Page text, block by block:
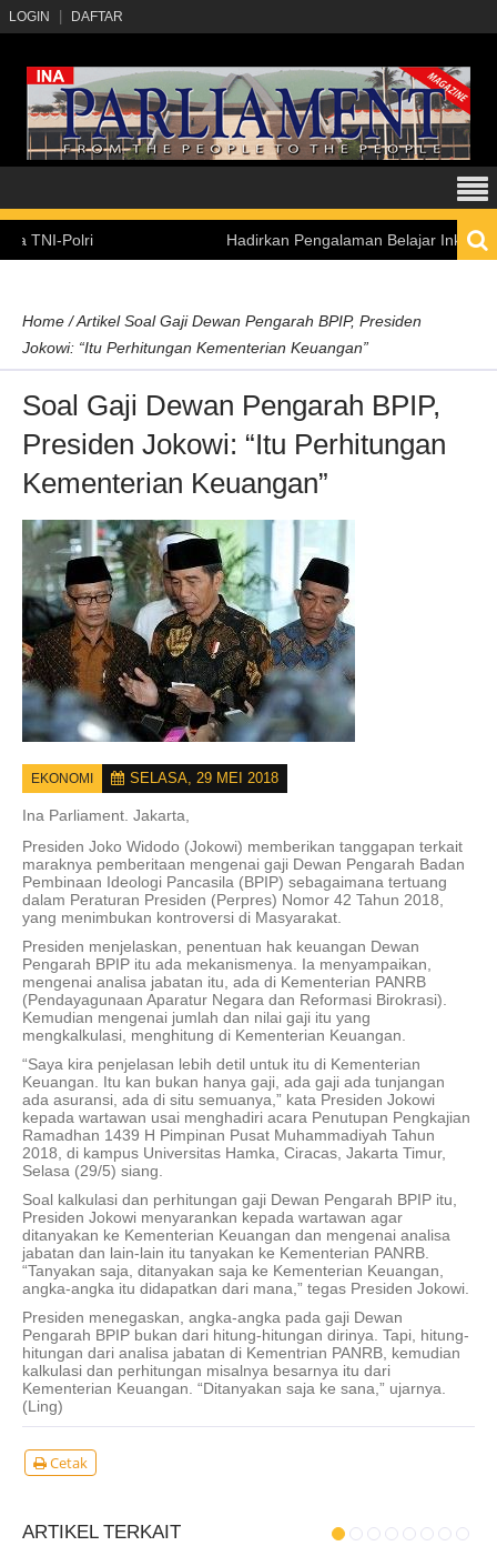
LOGIN DAFTAR
Polri Hadirkan Pengalaman Belajar Inklusif,
Home /Artikel Soal Gaji Dewan Pengarah BPIP, Presiden
Jokowi: “Itu Perhitungan Kementerian Keuangan”
Soal Gaji Dewan Pengarah BPIP,
Presiden Jokowi: “Itu Perhitungan
Kementerian Keuangan”
EKONOMI SELASA, 29 MEI 2018
Ina Parliament. Jakarta,
Presiden Joko Widodo (Jokowi) memberikan tanggapan terkait
maraknya pemberitaan mengenai gaji Dewan Pengarah Badan
Pembinaan Ideologi Pancasila (BPIP) sebagaimana tertuang
dalam Peraturan Presiden (Perpres) Nomor 42 Tahun 2018,
yang menimbukan kontroversi di Masyarakat.
Presiden menjelaskan, penentuan hak keuangan Dewan
Pengarah BPIP itu ada mekanismenya. Ia menyampaikan,
mengenai analisa jabatan itu, ada di Kementerian PANRB
(Pendayagunaan Aparatur Negara dan Reformasi Birokrasi).
Kemudian mengenai jumlah dan nilai gaji itu yang
mengkalkulasi, menghitung di Kementerian Keuangan.
“Saya kira penjelasan lebih detil untuk itu di Kementerian
Keuangan. Itu kan bukan hanya gaji, ada gaji ada tunjangan
ada asuransi, ada di situ semuanya,” kata Presiden Jokowi
kepada wartawan usai menghadiri acara Penutupan Pengkajian
Ramadhan 1439 H Pimpinan Pusat Muhammadiyah Tahun
2018, di kampus Universitas Hamka, Ciracas, Jakarta Timur,
Selasa (29/5) siang.
Soal kalkulasi dan perhitungan gaji Dewan Pengarah BPIP itu,
Presiden Jokowi menyarankan kepada wartawan agar
ditanyakan ke Kementerian Keuangan dan mengenai analisa
jabatan dan lain-lain itu tanyakan ke Kementerian PANRB.
“Tanyakan saja, ditanyakan saja ke Kementerian Keuangan,
angka-angka itu didapatkan dari mana,” tegas Presiden Jokowi.
Presiden menegaskan, angka-angka pada gaji Dewan
Pengarah BPIP bukan dari hitung-hitungan dirinya. Tapi, hitung-
hitungan dari analisa jabatan di Kementrian PANRB, kemudian
kalkulasi dan perhitungan misalnya besarnya itu dari
Kementerian Keuangan. “Ditanyakan saja ke sana,” ujarnya.
(Ling)
Cetak
ARTIKEL TERKAIT